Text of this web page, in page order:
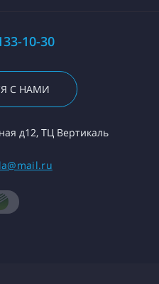
10-30
С НАМИ
д12, ТЦ Вертикаль